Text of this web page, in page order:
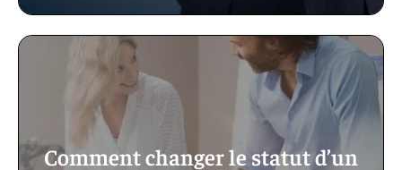
Comment changer le statut d’un